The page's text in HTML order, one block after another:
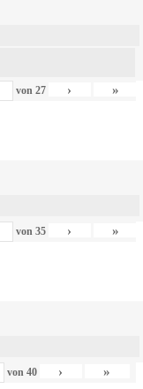
von 27 › »
von 35 › »
von 40 › »